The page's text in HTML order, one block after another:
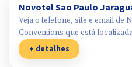
Novotel Sao Paulo
Veja o telefone, site e email de
Conventions que está
+ detalhes